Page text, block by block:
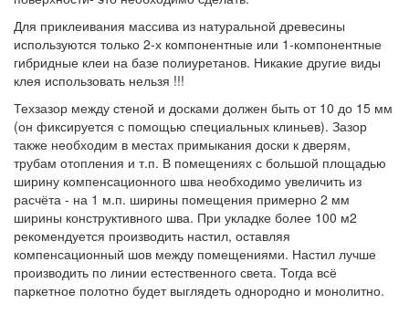
Для приклеивания массива из натуральной древесины
используются только 2-х компонентные или 1-компонентные
гибридные клеи на базе полиуретанов. Никакие другие виды
клея использовать нельзя !!!
Техзазор между стеной и досками должен быть от 10 до 15 мм
(он фиксируется с помощью специальных клиньев). Зазор
также необходим в местах примыкания доски к дверям,
трубам отопления и т.п. В помещениях с большой площадью
ширину компенсационного шва необходимо увеличить из
расчёта - на 1 м.п. ширины помещения примерно 2 мм
ширины конструктивного шва. При укладке более 100 м2
рекомендуется производить настил, оставляя
компенсационный шов между помещениями. Настил лучше
производить по линии естественного света. Тогда всё
паркетное полотно будет выглядеть однородно и монолитно.